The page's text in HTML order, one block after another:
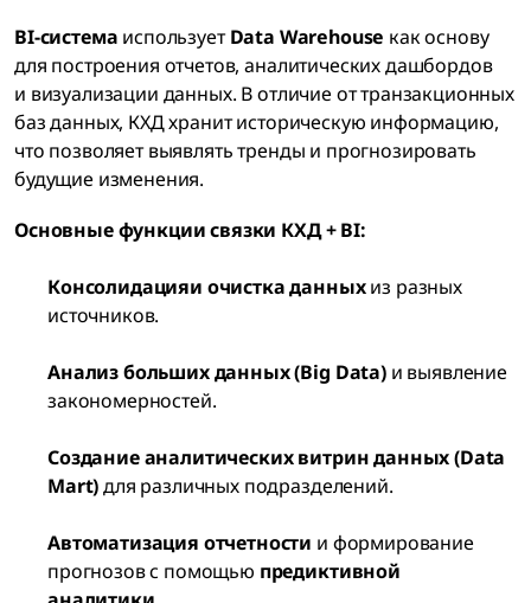
BI-система используетData Warehouse как основу
для построения отчетов, аналитических дашбордов
и визуализации данных. В отличие от транзакционных
баз данных, КХД хранит историческую информацию,
что позволяет выявлять тренды и прогнозировать
будущие изменения.
Основные функции связки КХД + BI:
Консолидацияи очистка данныхиз разных
источников.
Анализ больших данных (Big Data)и выявление
закономерностей.
Создание аналитических витрин данных (Data
Mart)для различных подразделений.
Автоматизация отчетности и формирование
прогнозов с помощью предиктивной